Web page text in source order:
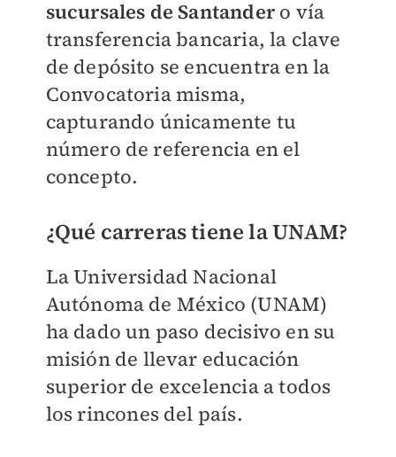
sucursales de Santandero vía
transferencia bancaria, la clave
de depósito se encuentra en la
Convocatoria misma,
capturando únicamente tu
número de referencia en el
concepto.
¿Qué carreras tiene la UNAM?
La Universidad Nacional
Autónoma de México (UNAM)
ha dado un paso decisivo en su
misión de llevar educación
superior de excelencia a todos
los rincones del país.